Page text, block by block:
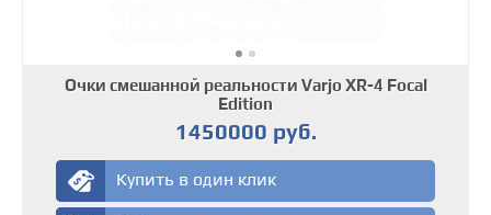
Очки смешанной реальности Varjo XR-4 Focal
Edition
1450000 руб.
Купить в один клик